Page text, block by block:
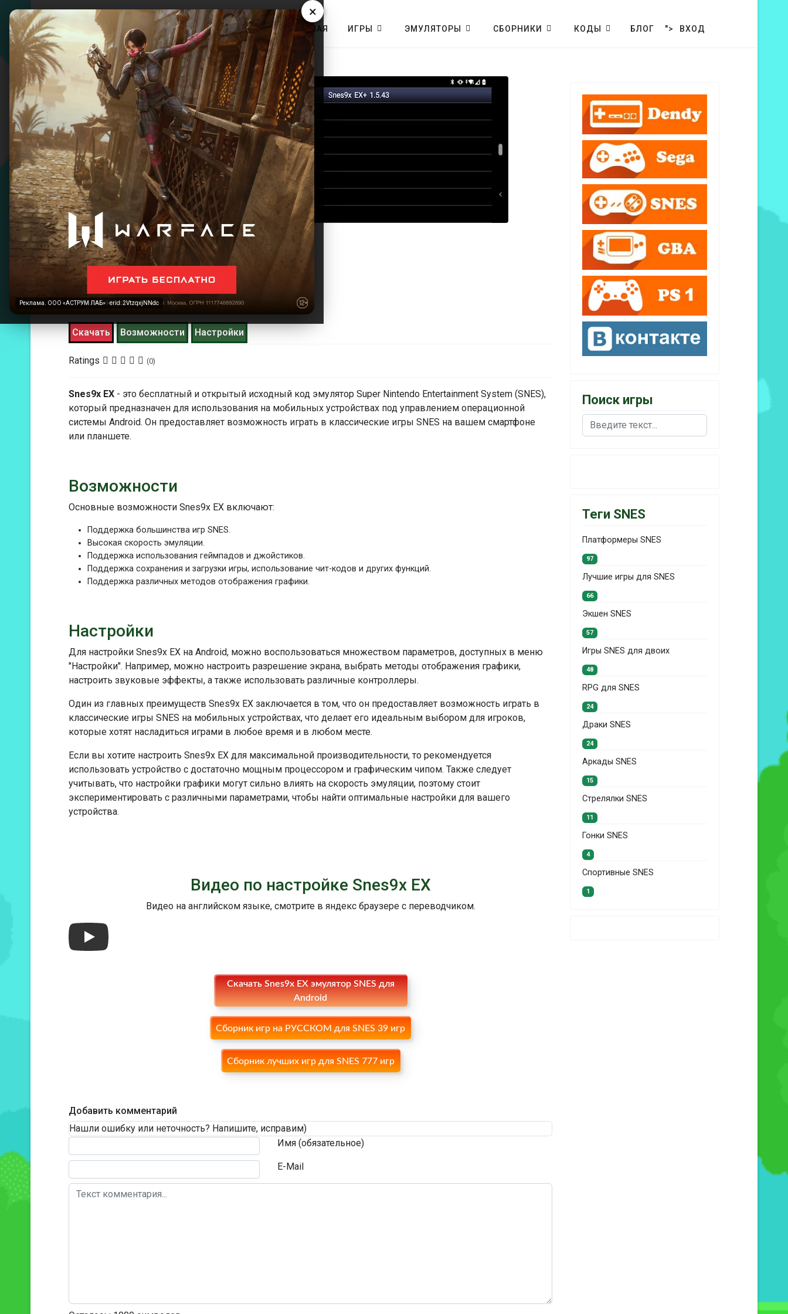
×
Реклама. ООО «АСТРУМ ЛАБ» · erid: 2VtzqxjNNdc
ГЛАВНАЯ ИГРЫ ЭМУЛЯТОРЫ СБОРНИКИ КОДЫ БЛОГ "> ВХОД
Snes9x EX
Разработчик:snes9x.com
Жанр:Эмулятор
2023
Скачать Возможности Настройки
Ratings (0)
Snes9x EX - это бесплатный и открытый исходный код эмулятор Super Nintendo Entertainment System (SNES),
который предназначен для использования на мобильных устройствах под управлением операционной
системы Android. Он предоставляет возможность играть в классические игры SNES на вашем смартфоне
или планшете.
Возможности
Основные возможности Snes9x EX включают:
Поддержка большинства игр SNES.
Высокая скорость эмуляции.
Поддержка использования геймпадов и джойстиков.
Поддержка сохранения и загрузки игры, использование чит-кодов и других функций.
Поддержка различных методов отображения графики.
Настройки
Для настройки Snes9x EX на Android, можно воспользоваться множеством параметров, доступных в меню
"Настройки". Например, можно настроить разрешение экрана, выбрать методы отображения графики,
настроить звуковые эффекты, а также использовать различные контроллеры.
Один из главных преимуществ Snes9x EX заключается в том, что он предоставляет возможность играть в
классические игры SNES на мобильных устройствах, что делает его идеальным выбором для игроков,
которые хотят насладиться играми в любое время и в любом месте.
Если вы хотите настроить Snes9x EX для максимальной производительности, то рекомендуется
использовать устройство с достаточно мощным процессором и графическим чипом. Также следует
учитывать, что настройки графики могут сильно влиять на скорость эмуляции, поэтому стоит
экспериментировать с различными параметрами, чтобы найти оптимальные настройки для вашего
устройства.
Видео по настройке Snes9x EX
Видео на английском языке, смотрите в яндекс браузере с переводчиком.
Скачать Snes9x EX эмулятор SNES для
Android
Сборник игр на РУССКОМ для SNES 39 игр
Сборник лучших игр для SNES 777 игр
Добавить комментарий
Нашли ошибку или неточность? Напишите, исправим)
Имя (обязательное)
E-Mail
Текст комментария
Поиск игры
Поиск
Теги SNES
Платформеры SNES
97
Лучшие игры для SNES
66
Экшен SNES
57
Игры SNES для двоих
48
RPG для SNES
24
Драки SNES
24
Аркады SNES
15
Стрелялки SNES
11
Гонки SNES
4
Спортивные SNES
1